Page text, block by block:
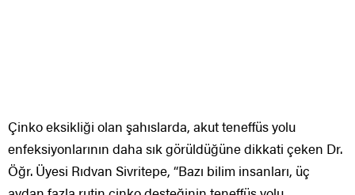
Çinko eksikliği olan şahıslarda, akut teneffüs yolu
enfeksiyonlarının daha sık görüldüğüne dikkati çeken Dr.
Öğr. Üyesi Rıdvan Sivritepe, “Bazı bilim insanları, üç